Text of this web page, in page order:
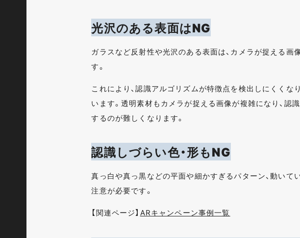
光沢のある表面はNG
ガラスなど反射性や光沢のある表面は、カメラが捉える画
す。
これにより、認識アルゴリズムが特徴点を検出しにくくな
います。透明素材もカメラが捉える画像が複雑になり、認
するのが難しくなります。
認識しづらい色・形もNG
真っ白や真っ黒などの平面や細かすぎるパターン、動いて
注意が必要です。
【関連ページ】 ARキャンペーン事例一覧